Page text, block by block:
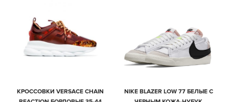
КРОССОВКИ VERSACE CHAIN
NIKE BLAZER LOW 77 БЕЛЫЕ С